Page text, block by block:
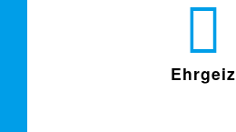
Ehrgeiz